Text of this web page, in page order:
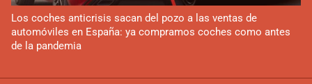
Los coches anticrisis sacan del pozo a las ventas de
automóviles en España: ya compramos coches como antes
de la pandemia